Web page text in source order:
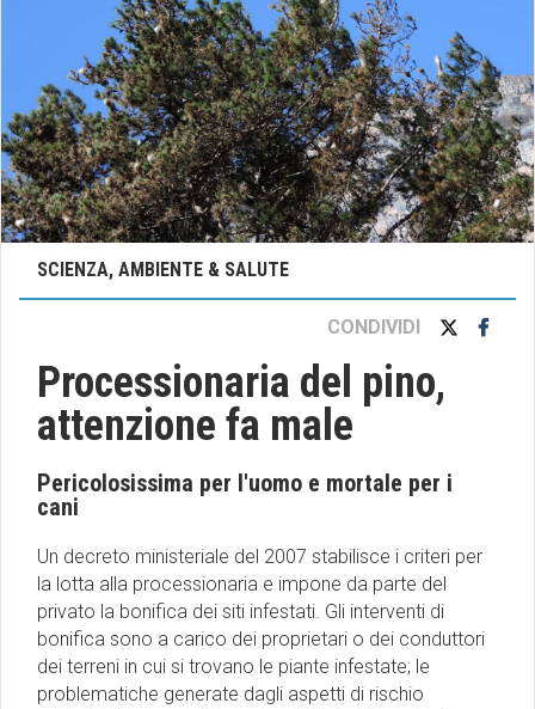
SCIENZA, AMBIENTE & SALUTE
CONDIVIDI
Processionaria del pino,
attenzione fa male
Pericolosissima per l'uomo e mortale per i
cani
Un decreto ministeriale del 2007 stabilisce i criteri per
la lotta alla processionaria e impone da parte del
privato la bonifica dei siti infestati. Gli interventi di
bonifica sono a carico dei proprietari o dei conduttori
dei terreni in cui si trovano le piante infestate; le
problematiche generate dagli aspetti di rischio